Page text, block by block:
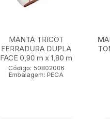
MANTA TRICOT
FERRADURA DUPLA
FACE 0,90 m x 1,80 m
Código: 50802006
Embalagem: PECA